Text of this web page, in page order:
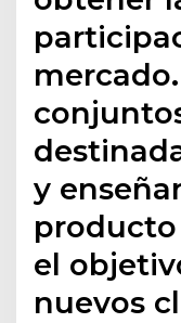
y
el
nuevos